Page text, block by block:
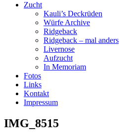
Zucht
Kauli’s Deckrüden
Würfe Archive
Ridgeback
Ridgeback – mal anders
Livernose
Aufzucht
In Memoriam
Fotos
Links
Kontakt
Impressum
IMG_8515